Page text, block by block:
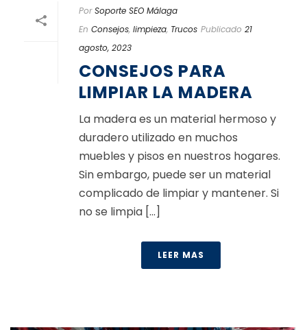
Por Soporte SEO Málaga
En Consejos, limpieza, Trucos Publicado 21
agosto, 2023
CONSEJOS PARA
LIMPIAR LA MADERA
La madera es un material hermoso y
duradero utilizado en muchos
muebles y pisos en nuestros hogares.
Sin embargo, puede ser un material
complicado de limpiar y mantener. Si
no se limpia [...]
LEER MAS